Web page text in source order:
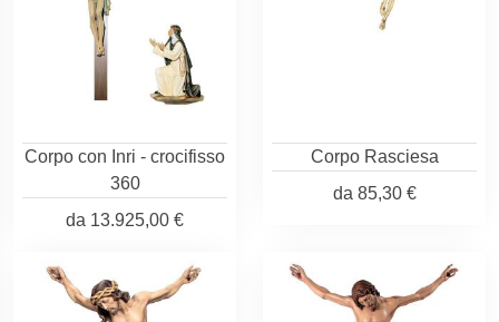
Corpo con Inri - crocifisso
360
da 13.925,00 €
Corpo Rasciesa
da 85,30 €